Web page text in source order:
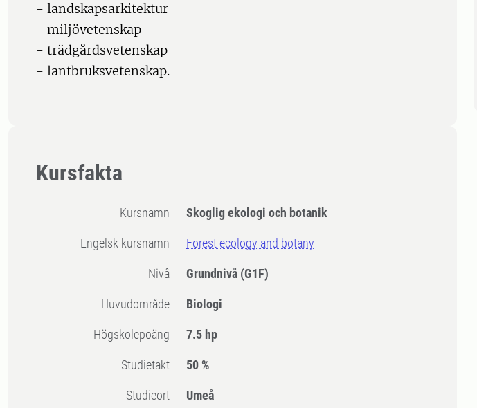
- landskapsarkitektur
- miljövetenskap
- trädgårdsvetenskap
- lantbruksvetenskap.
Kursfakta
Kursnamn Skoglig ekologi och botanik
Engelsk kursnamn Forest ecology and botany
Nivå Grundnivå (G1F)
Huvudområde Biologi
högskolepoäng 7.5 hp
Studietakt 50 %
Studieort Umeå